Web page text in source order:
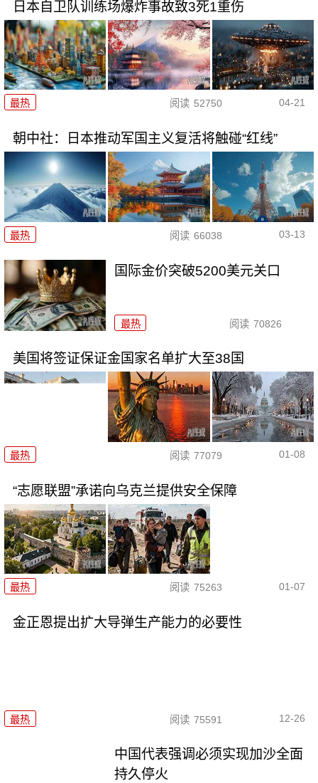
日本自卫队训练场爆炸事故致3死1重伤
最热 阅读 52750 04-21
朝中社：日本推动军国主义复活将触碰“红线”
最热 阅读 66038 03-13
国际金价突破5200美元关口
最热 阅读 70826
美国将签证保证金国家名单扩大至38国
最热 阅读 77079 01-08
“志愿联盟”承诺向乌克兰提供安全保障
最热 阅读 75263 01-07
金正恩提出扩大导弹生产能力的必要性
最热 阅读 75591 12-26
中国代表强调必须实现加沙全面
持久停火